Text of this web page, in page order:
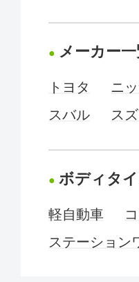
メーカー
トヨタ ニ
スバル
ス
ボディタ
軽自動車
ステーション